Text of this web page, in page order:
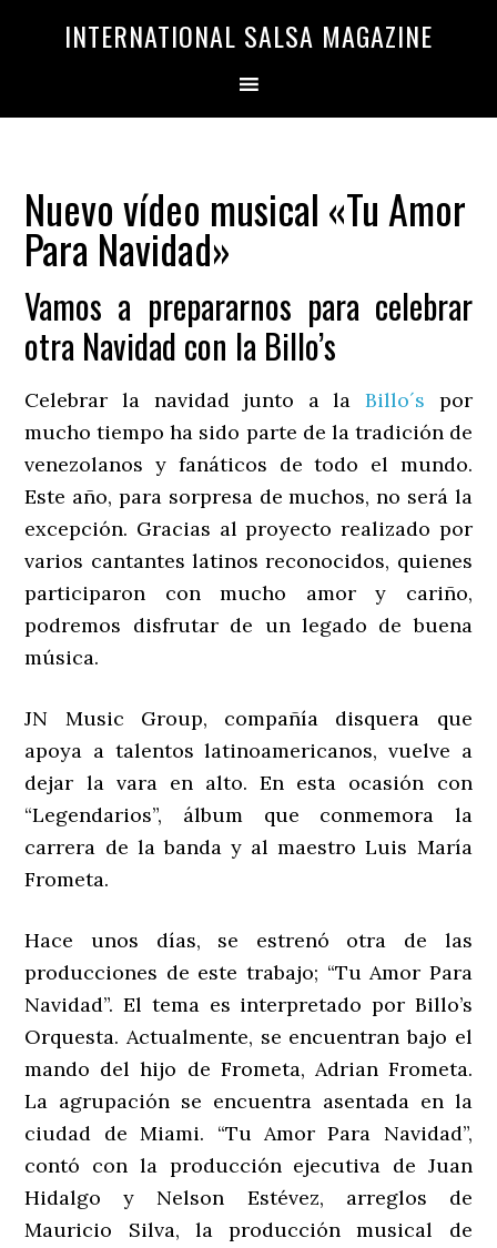
INTERNATIONAL SALSA MAGAZINE
Nuevo vídeo musical «Tu Amor
Para Navidad»
Vamos a prepararnos para celebrar
otra Navidad con la Billo’s
Celebrar la navidad junto a laBillo´s por
mucho tiempo ha sido parte de la tradición de
venezolanos y fanáticos de todo el mundo.
Este año, para sorpresa de muchos, no será la
excepción. Gracias al proyecto realizado por
varios cantantes latinos reconocidos, quienes
participaron con mucho amor y cariño,
podremos disfrutar de un legado de buena
música.
JN Music Group, compañía disquera que
apoya a talentos latinoamericanos, vuelve a
dejar la vara en alto. En esta ocasión con
“Legendarios”, álbum que conmemora la
carrera de la banda y al maestro Luis María
Frometa.
Hace unos días, se estrenó otra de las
producciones de este trabajo; “Tu Amor Para
Navidad”. El tema es interpretado por Billo’s
Orquesta. Actualmente, se encuentran bajo el
mando del hijo de Frometa, Adrian Frometa.
La agrupación se encuentra asentada en la
ciudad de Miami. “Tu Amor Para Navidad”,
contó con la producción ejecutiva de Juan
Hidalgo y Nelson Estévez, arreglos de
Mauricio Silva, la producción musical de